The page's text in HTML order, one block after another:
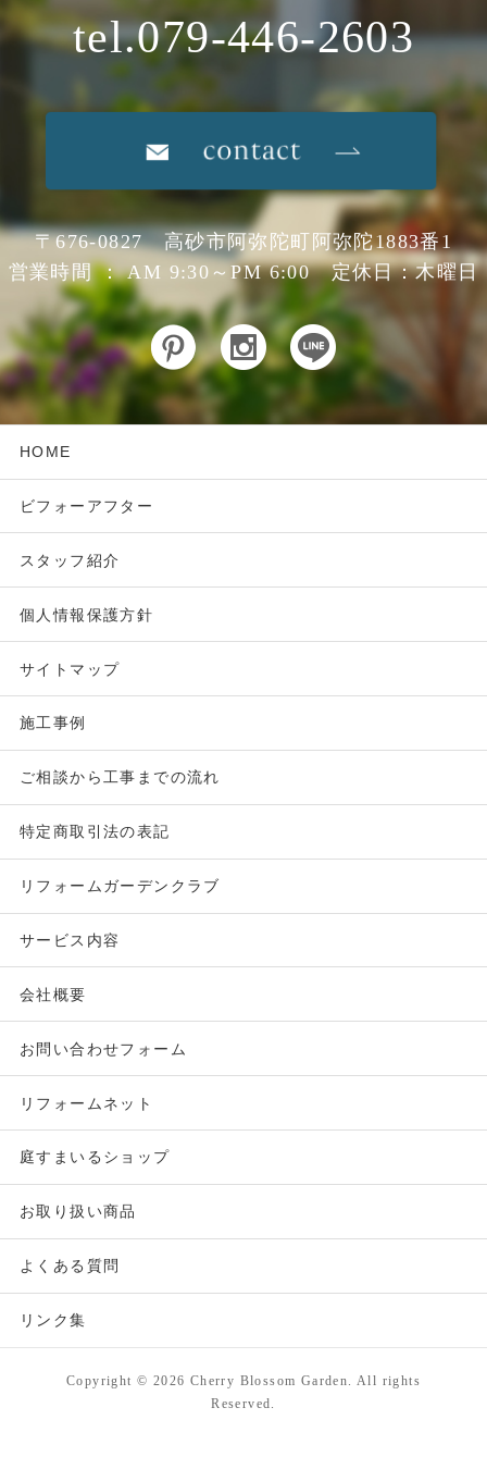
tel.079-446-2603
〒676-0827 高砂市阿弥陀町阿弥陀1883番1
営業時間 ： AM 9:30～PM 6:00 定休日：木曜日
HOME
ビフォーアフター
スタッフ紹介
個人情報保護方針
サイトマップ
施工事例
ご相談から工事までの流れ
特定商取引法の表記
リフォームガーデンクラブ
サービス内容
会社概要
お問い合わせフォーム
リフォームネット
庭すまいるショップ
お取り扱い商品
よくある質問
リンク集
Copyright © 2026 Cherry Blossom Garden. All rights
Reserved.